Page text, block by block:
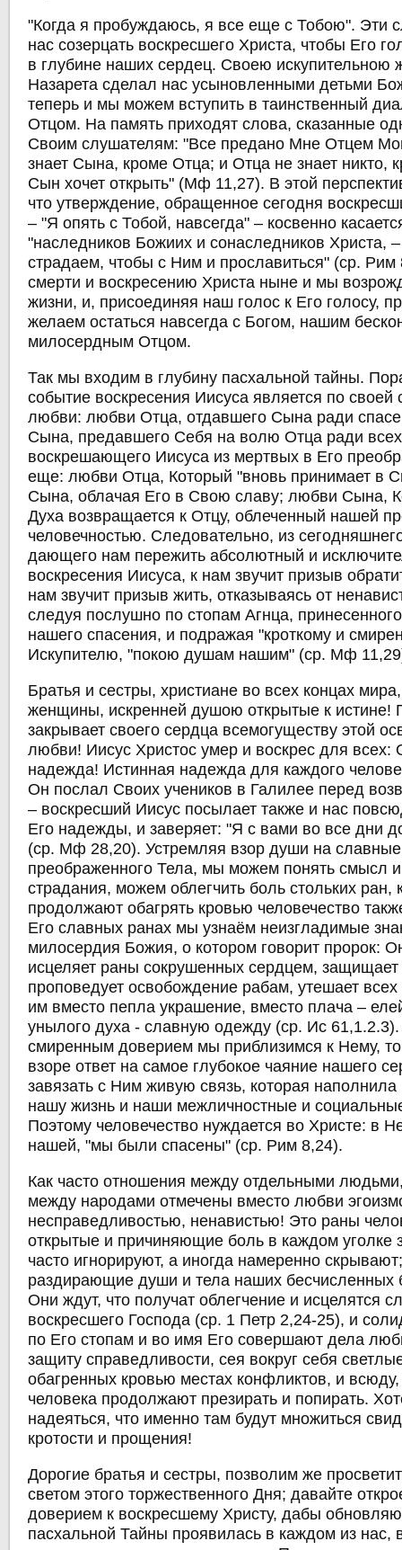
"Когда я пробуждаюсь, я все еще с Тобою". Эти
нас созерцать воскресшего Христа, чтобы Его
в глубине наших сердец. Своею искупительною
Назарета сделал нас усыновленными детьми
теперь и мы можем вступить в таинственный
Отцом. На память приходят слова, сказанные
Своим слушателям: "Все предано Мне Отцем
знает Сына, кроме Отца; и Отца не знает никто,
Сын хочет открыть" (Мф 11,27). В этой
что утверждение, обращенное сегодня
– "Я опять с Тобой, навсегда" – косвенно
"наследников Божиих и сонаследников Христа,
страдаем, чтобы с Ним и прославиться" (ср. Рим
смерти и воскресению Христа ныне и мы
жизни, и, присоединяя наш голос к Его голосу,
желаем остаться навсегда с Богом, нашим
милосердным Отцом.
Так мы входим в глубину пасхальной тайны.
событие воскресения Иисуса является по своей
любви: любви Отца, отдавшего Сына ради
Сына, предавшего Себя на волю Отца ради
воскрешающего Иисуса из мертвых в Его
еще: любви Отца, Который "вновь принимает в
Сына, облачая Его в Свою славу; любви Сына,
Духа возвращается к Отцу, облеченный нашей
человечностью. Следовательно, из
дающего нам пережить абсолютный и
воскресения Иисуса, к нам звучит призыв
нам звучит призыв жить, отказываясь от
следуя послушно по стопам Агнца,
нашего спасения, и подражая "кроткому и
Искупителю, "покою душам нашим" (ср. Мф
Братья и сестры, христиане во всех концах
женщины, искренней душою открытые к истине!
закрывает своего сердца всемогуществу этой
любви! Иисус Христос умер и воскрес для
надежда! Истинная надежда для каждого
Он послал Своих учеников в Галилее перед
– воскресший Иисус посылает также и нас
Его надежды, и заверяет: "Я с вами во все дни
(ср. Мф 28,20). Устремляя взор души на
преображенного Тела, мы можем понять смысл
страдания, можем облегчить боль стольких ран,
продолжают обагрять кровью человечество
Его славных ранах мы узнаём неизгладимые
милосердия Божия, о котором говорит пророк:
исцеляет раны сокрушенных сердцем,
проповедует освобождение рабам, утешает
им вместо пепла украшение, вместо плача –
унылого духа - славную одежду (ср. Ис
смиренным доверием мы приблизимся к Нему,
взоре ответ на самое глубокое чаяние нашего
завязать с Ним живую связь, которая
нашу жизнь и наши межличностные и
Поэтому человечество нуждается во Христе: в
нашей, "мы были спасены" (ср. Рим 8,24).
Как часто отношения между отдельными
между народами отмечены вместо любви
несправедливостью, ненавистью! Это раны
открытые и причиняющие боль в каждом уголке
часто игнорируют, а иногда намеренно
раздирающие души и тела наших бесчисленных
Они ждут, что получат облегчение и исцелятся
воскресшего Господа (ср. 1 Петр 2,24-25), и
по Его стопам и во имя Его совершают дела
защиту справедливости, сея вокруг себя
обагренных кровью местах конфликтов, и всюду,
человека продолжают презирать и попирать.
надеяться, что именно там будут множиться
кротости и прощения!
Дорогие братья и сестры, позволим же
светом этого торжественного Дня; давайте
доверием к воскресшему Христу, дабы
пасхальной Тайны проявилась в каждом из нас,